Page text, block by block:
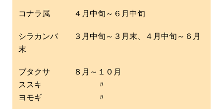
コナラ属 ４月中旬～６月中旬
シラカンバ ３月中旬～３月末、４月中旬～６月
末
ブタクサ ８月～１０月
ススキ 〃
ヨモギ 〃